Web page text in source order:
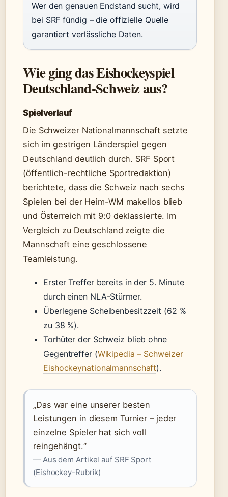
Wer den genauen Endstand sucht, wird
bei SRF fündig – die offizielle Quelle
garantiert verlässliche Daten.
Wie ging das Eishockeyspiel
Deutschland-Schweiz aus?
Spielverlauf
Die Schweizer Nationalmannschaft setzte
sich im gestrigen Länderspiel gegen
Deutschland deutlich durch. SRF Sport
(öffentlich-rechtliche Sportredaktion)
berichtete, dass die Schweiz nach sechs
Spielen bei der Heim-WM makellos blieb
und Österreich mit 9:0 deklassierte. Im
Vergleich zu Deutschland zeigte die
Mannschaft eine geschlossene
Teamleistung.
Erster Treffer bereits in der 5. Minute
durch einen NLA-Stürmer.
Überlegene Scheibenbesitzzeit (62 %
zu 38 %).
Torhüter der Schweiz blieb ohne
Gegentreffer (Wikipedia – Schweizer
Eishockeynationalmannschaft).
„Das war eine unserer besten
Leistungen in diesem Turnier – jeder
einzelne Spieler hat sich voll
reingehängt.“
— Aus dem Artikel auf SRF Sport
(Eishockey-Rubrik)